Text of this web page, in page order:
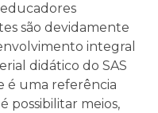
são devidamente
integral
didático do SAS
é uma referência
possibilitar meios,